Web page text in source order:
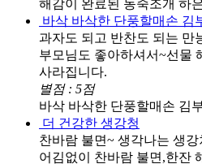
해감이 완료된 동죽조개 하
바삭 바삭한 단풍할매손 김
과자도 되고 반찬도 되는 만
부모님도 좋아하셔서~선물
사라집니다.
별점 : 5점
바삭 바삭한 단풍할매손 김
더 건강한 생강청
찬바람 불면~ 생각나는 생강
어김없이 찬바람 불면,한잔